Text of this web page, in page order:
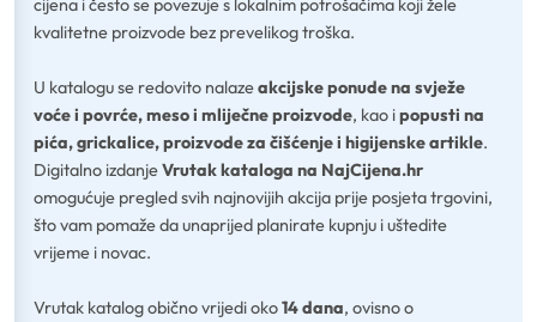
cijena i često se povezuje s lokalnim potrošačima koji žele
kvalitetne proizvode bez prevelikog troška.
U katalogu se redovito nalazeakcijske ponude na svježe
voće i povrće, meso i mliječne proizvode, kao ipopusti na
pića, grickalice, proizvode za čišćenje i higijenske artikle.
Digitalno izdanjeVrutak kataloga na NajCijena.hr
omogućuje pregled svih najnovijih akcija prije posjeta trgovini,
što vam pomaže da unaprijed planirate kupnju i uštedite
vrijeme i novac.
Vrutak katalog obično vrijedi oko14 dana, ovisno o